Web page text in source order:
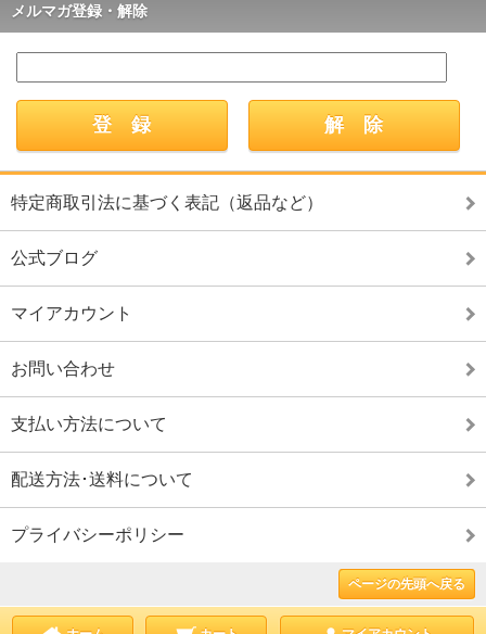
メルマガ登録・解除
特定商取引法に基づく表記（返品など）
公式ブログ
マイアカウント
お問い合わせ
支払い方法について
配送方法･送料について
プライバシーポリシー
ページの先頭へ戻る